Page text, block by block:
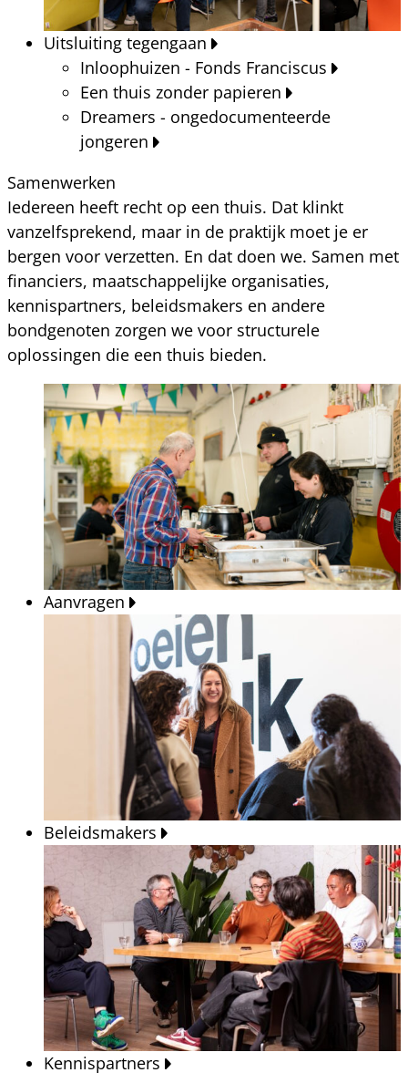
Uitsluiting tegengaan
Inloophuizen - Fonds Franciscus
Een thuis zonder papieren
Dreamers - ongedocumenteerde
jongeren
Samenwerken
Iedereen heeft recht op een thuis. Dat klinkt
vanzelfsprekend, maar in de praktijk moet je er
bergen voor verzetten. En dat doen we. Samen met
financiers, maatschappelijke organisaties,
kennispartners, beleidsmakers en andere
bondgenoten zorgen we voor structurele
oplossingen die een thuis bieden.
Aanvragen
Beleidsmakers
Kennispartners